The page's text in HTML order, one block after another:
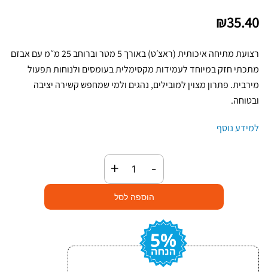
₪35.40
רצועת מתיחה איכותית (ראצ׳ט) באורך 5 מטר וברוחב 25 מ״מ עם אבזם
מתכתי חזק במיוחד לעמידות מקסימלית בעומסים ולנוחות תפעול
מירבית. פתרון מצוין למובילים, נהגים ולמי שמחפש קשירה יציבה
ובטוחה.
למידע נוסף
-
רצועת
ראצ׳ט
+
הוספה לסל